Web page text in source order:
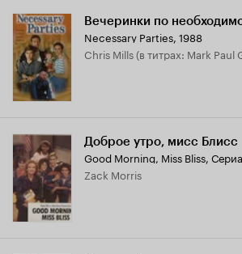
Вечеринки по
Necessary Parties, 1988
Chris Mills (в титрах: Mark Paul
Доброе утро, мисс Блисс
Good Morning, Miss Bliss,
Zack Morris